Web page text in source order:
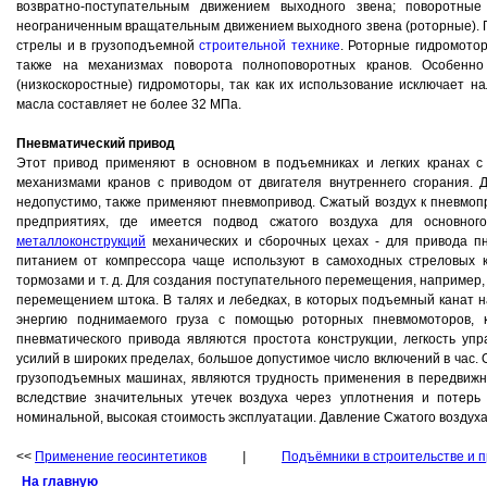
возвратно-поступательным движением выходного звена;
неограниченным вращательным движением выходного звена
стрелы и в грузоподъемной строительной технике. Роторные
также на механизмах поворота полноповоротных кранов.
(низкоскоростные) гидромоторы, так как их использование
масла составляет не более 32 МПа.
Пневматический привод
Этот привод применяют в основном в подъемниках и легких кранах
механизмами кранов с приводом от двигателя внутреннего сгорания.
недопустимо, также применяют пневмопривод. Сжатый воздух к
предприятиях, где имеется подвод сжатого воздуха для
металлоконструкций механических и сборочных цехах - для привода
питанием от компрессора чаще используют в самоходных
тормозами и т. д. Для создания поступательного перемещения,
перемещением штока. В талях и лебедках, в которых подъемный канат
энергию поднимаемого груза с помощью роторных
пневматического привода являются простота конструкции, легкость
усилий в широких пределах, большое допустимое число включений в
грузоподъемных машинах, являются трудность применения в
вследствие значительных утечек воздуха через уплотнения и
номинальной, высокая стоимость эксплуатации. Давление Сжатого
<< Применение геосинтетиков
Подъёмники в строительстве
На главную